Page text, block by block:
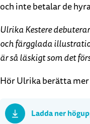
och inte betalar de
Ulrika Kestere
och färgglada
är så läskigt som det
Hör Ulrika berätta
Ladda ner